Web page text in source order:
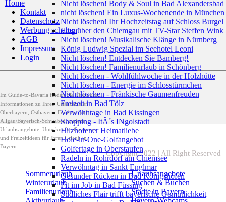
Home
Kontakt
Datenschutz
Werbung schalten
AGB
Impressum
Login
Im Guide-to-Bavaria finden Sie Tipps und
Informationen zu Ihren Urlaubszielen
Oberbayern, Ostbayern, Franken und
Allgäu/Bayerisch-Schwaben, zudem
Urlaubsangebote, Unterkünfte, Gastromie
und Freizeitideen für Ihren Urlaub in
Bayern.
Sommerurlaub
Winterurlaub
Familienurlaub
Urlaubsangebote
Suchen & Buchen
Städte in Bayern
Copyright 2022 | All Right Reserved
Nicht löschen! Body & Soul in Bad Alexandersbad
nicht löschen! Ein Luxus-Wochenende in München
Nicht löschen! Ihr Hochzeitstag auf Schloss Burgel
Flug über den Chiemgau mit TV-Star Steffen Wink
Nicht löschen! Musikalische Klänge in Nürnberg
König Ludwig Spezial im Seehotel Leoni
Nicht löschen! Entdecken Sie Bamberg!
Nicht löschen! Familienurlaub in Schönberg
Nicht löschen - Wohlfühlwoche in der Holzhütte
Nicht löschen - Energie im Schlosstürmchen
Nicht löschen - Fränkische Gaumenfreuden
Freizeit in Bad Tölz
Verwöhntage in Bad Kissingen
Shopping - ItÂ´s INgolstadt
Hilzhofener Heimatliebe
Hole-in-One-Golfangebot
Golfertage in Oberstaufen
Radeln in Rohrdorf am Chiemsee
Verwöhntag in Sankt Englmar
Gesunder Rücken in Bad Königshofen
Fit im Job in Bad Füssing
Südliches Flair trifft bayerische Gemütlichkeit